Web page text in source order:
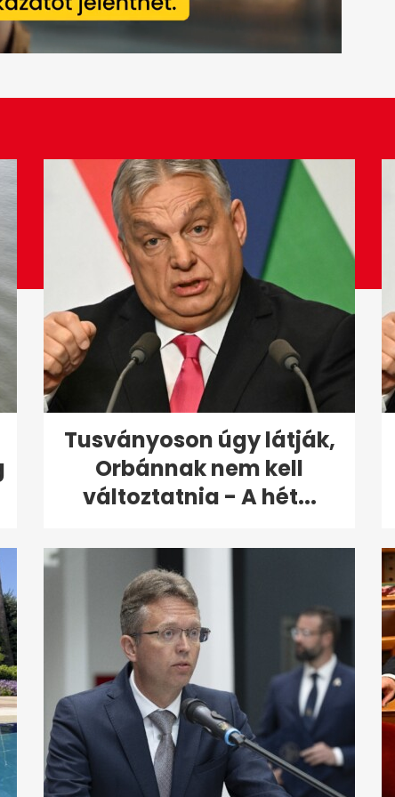
Tusványoson úgy látják,
Orbánnak nem kell
változtatnia - A hét...